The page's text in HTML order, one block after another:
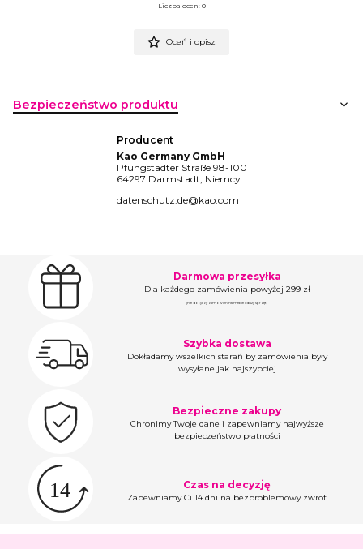
Liczba ocen: 0
Oceń i opisz
Bezpieczeństwo produktu
Producent
Kao Germany GmbH
Pfungstädter Straße 98-100
64297 Darmstadt, Niemcy
datenschutz.de@kao.com
Darmowa przesyłka
Dla każdego zamówienia powyżej 299 zł
(nie dotyczy zamówień na meble i duży sprzęt)
Szybka dostawa
Dokładamy wszelkich starań by zamówienia były
wysyłane jak najszybciej
Bezpieczne zakupy
Chronimy Twoje dane i zapewniamy najwyższe
bezpieczeństwo płatności
Czas na decyzję
Zapewniamy Ci 14 dni na bezproblemowy zwrot